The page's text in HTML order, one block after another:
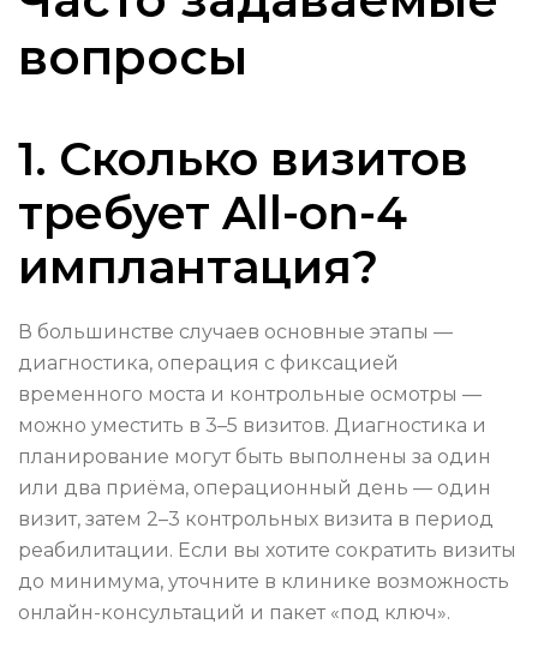
вопросы
1. Сколько визитов
требует All-on-4
имплантация?
В большинстве случаев основные этапы —
диагностика, операция с фиксацией
временного моста и контрольные осмотры —
можно уместить в 3–5 визитов. Диагностика и
планирование могут быть выполнены за один
или два приёма, операционный день — один
визит, затем 2–3 контрольных визита в период
реабилитации. Если вы хотите сократить визиты
до минимума, уточните в клинике возможность
онлайн-консультаций и пакет «под ключ».